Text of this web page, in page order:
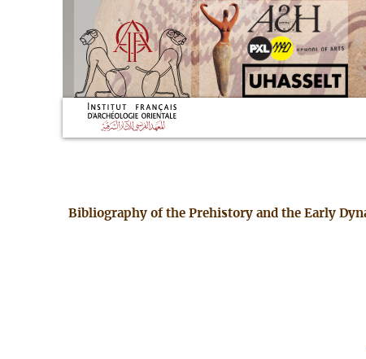
Bibliography of the Prehistory and the Early